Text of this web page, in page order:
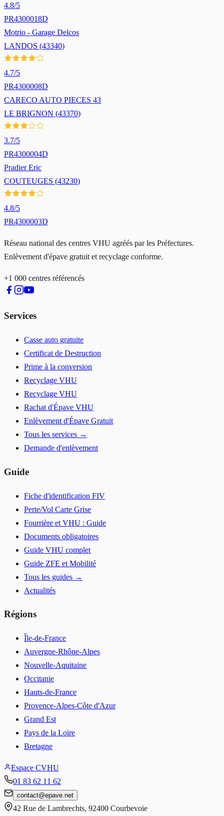
4.8/5
PR4300018D
Motrio - Garage Delcos
LANDOS (43340)
4.7/5
PR4300008D
CARECO AUTO PIECES 43
LE BRIGNON (43370)
3.7/5
PR4300004D
Pradier Eric
COUTEUGES (43230)
4.8/5
PR4300003D
Réseau national des centres VHU agréés par les Préfectures.
Enlèvement d'épave gratuit et recyclage conforme.
+1 000 centres référencés
Services
Casse auto gratuite
Certificat de Destruction
Prime à la conversion
Recyclage VHU
Recyclage VHU
Rachat d'Épave VHU
Enlèvement d'Épave Gratuit
Tous les services →
Demande d'enlèvement
Guide
Fiche d'identification FIV
Perte/Vol Carte Grise
Fourrière et VHU : Guide
Documents obligatoires
Guide VHU complet
Guide ZFE et Mobilité
Tous les guides →
Actualités
Régions
Île-de-France
Auvergne-Rhône-Alpes
Nouvelle-Aquitaine
Occitanie
Hauts-de-France
Provence-Alpes-Côte d'Azur
Grand Est
Pays de la Loire
Bretagne
Espace CVHU
01 83 62 11 62
contact@epave.net
42 Rue de Lambrechts, 92400 Courbevoie